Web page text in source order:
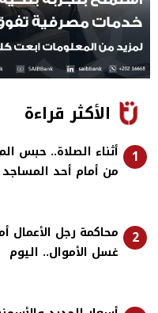
الأكثر قراءة
1
أثناء الصلاة.. حبس
من أمام أحد المساجد
2
محاكمة رجل الأعمال
غسل الأموال.. اليوم